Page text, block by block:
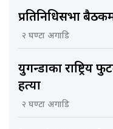
प्रतिनिधिसभा
२ घण्टा अगाडि
युगन्डाका राष्ट्रिय
हत्या
२ घण्टा अगाडि